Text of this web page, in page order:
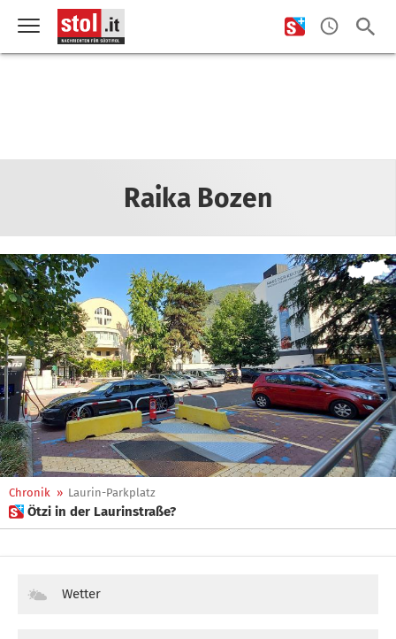
Raika Bozen
Chronik » Laurin-Parkplatz
 Ötzi in der Laurinstraße?
Wetter